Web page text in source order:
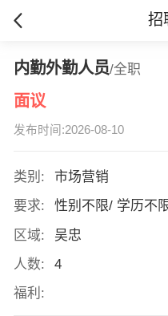
招
内勤外勤人员/全职
面议
发布时间:2026-08-10
类别:
市场营销
要求:
性别不限/ 学历不
区域:
吴忠
人数:
4
福利: